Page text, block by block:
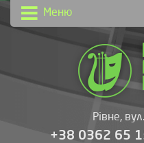
Меню
Рівне,
+38 0362 65